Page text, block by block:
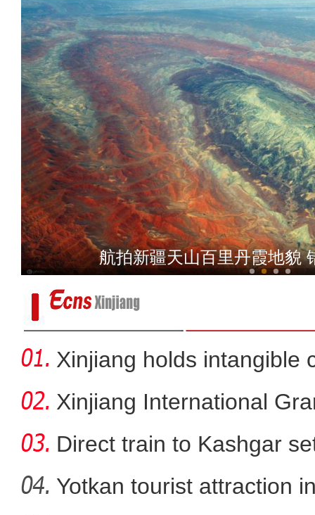
新疆喀什市 万亩稻田满
航拍新疆天山百里丹霞地貌
Xinjiang holds intangible
Xinjiang International
Direct train to Kashgar
Yotkan tourist attraction